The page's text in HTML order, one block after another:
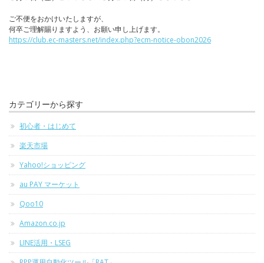
ご不便をおかけいたしますが、
何卒ご理解賜りますよう、お願い申し上げます。
https://club.ec-masters.net/index.php?ecm-notice-obon2026
カテゴリーから探す
初心者・はじめて
楽天市場
Yahoo!ショッピング
au PAY マーケット
Qoo10
Amazon.co.jp
LINE活用・LSEG